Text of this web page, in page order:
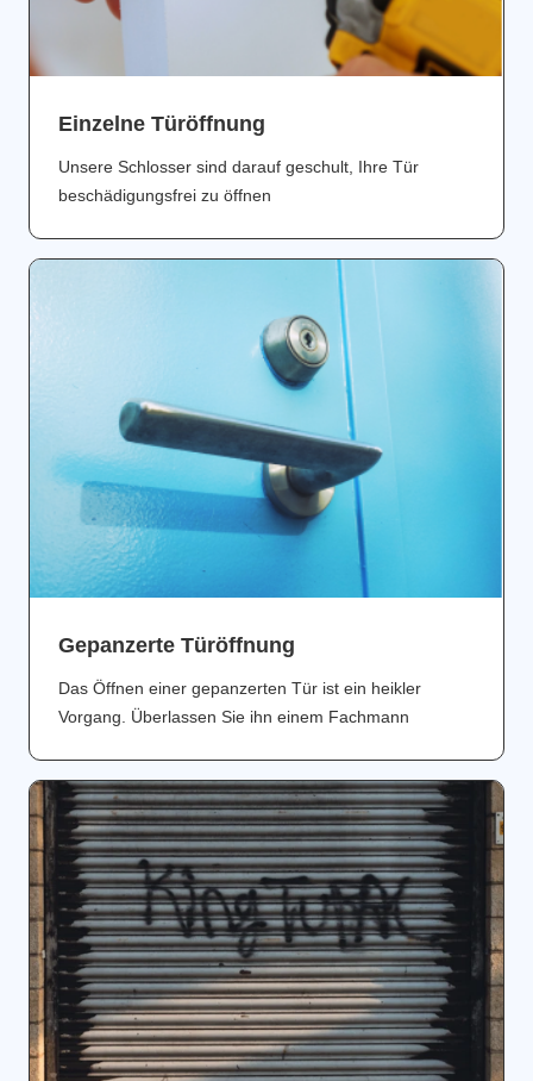
Einzelne Türöffnung
Unsere Schlosser sind darauf geschult, Ihre Tür
beschädigungsfrei zu öffnen
Gepanzerte Türöffnung
Das Öffnen einer gepanzerten Tür ist ein heikler
Vorgang. Überlassen Sie ihn einem Fachmann